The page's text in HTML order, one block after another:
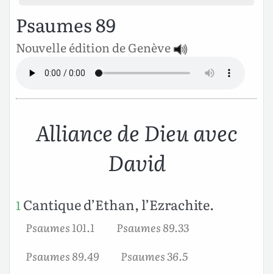
Psaumes 89
Nouvelle édition de Genève
Alliance de Dieu avec
David
1 Cantique d’Ethan, l’Ezrachite.
Psaumes 101.1
Psaumes 89.33
Psaumes 89.49
Psaumes 36.5